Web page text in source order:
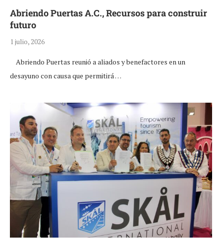
Abriendo Puertas A.C., Recursos para construir
futuro
1 julio, 2026
Abriendo Puertas reunió a aliados y benefactores en un
desayuno con causa que permitirá …